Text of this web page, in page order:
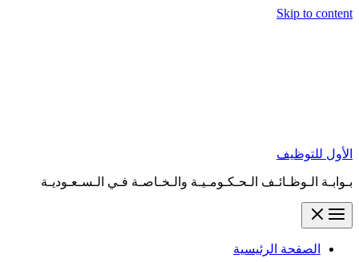
Skip to content
الأول للتوظيف
بـوابـة الـوظـائـف الـحـكـومـيـة والـخـاصـة فـي الـسـعـوديـة
الصفحة الرئيسية